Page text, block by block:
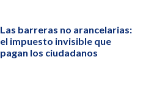
Las barreras no arancelarias:
el impuesto invisible que
pagan los ciudadanos